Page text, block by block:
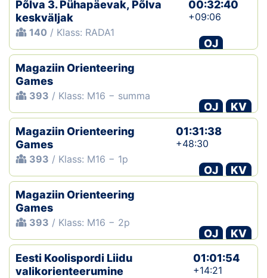
Põlva 3. Pühapäevak, Põlva
keskväljak
140 / Klass: RADA1
00:32:40
+09:06
OJ
Magaziin Orienteering
Games
393 / Klass: M16 − summa
OJ
KV
Magaziin Orienteering
Games
393 / Klass: M16 − 1p
01:31:38
+48:30
OJ
KV
Magaziin Orienteering
Games
393 / Klass: M16 − 2p
OJ
KV
Eesti Koolispordi Liidu
valikorienteerumine
01:01:54
+14:21